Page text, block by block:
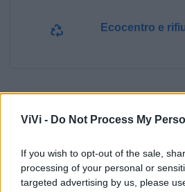
ViVi - Do Not Process My
If you wish to opt-out of the sale,
processing of your personal or
targeted advertising by us, please
Ecocentro e